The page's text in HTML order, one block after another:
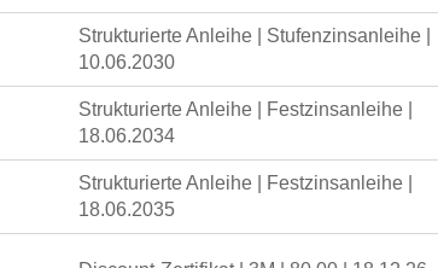
Strukturierte Anleihe | Stufenzinsanleihe |
10.06.2030
Strukturierte Anleihe | Festzinsanleihe |
18.06.2034
Strukturierte Anleihe | Festzinsanleihe |
18.06.2035